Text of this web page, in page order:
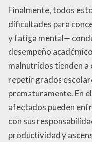
Finalmente, todos
dificultades para
y fatiga mental—
desempeño
malnutridos tienden a
repetir grados
prematuramente. En
afectados pueden
con sus
productividad y